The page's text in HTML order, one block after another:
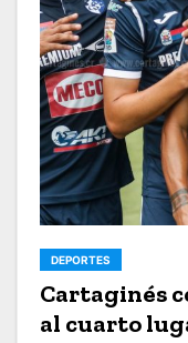
DEPORTES
Cartaginés
al cuarto